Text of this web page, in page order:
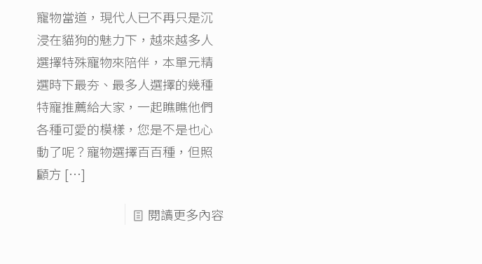
寵物當道，現代人已不再只是沉
浸在貓狗的魅力下，越來越多人
選擇特殊寵物來陪伴，本單元精
選時下最夯、最多人選擇的幾種
特寵推薦給大家，一起瞧瞧他們
各種可愛的模樣，您是不是也心
動了呢？寵物選擇百百種，但照
顧方 […]
閱讀更多內容